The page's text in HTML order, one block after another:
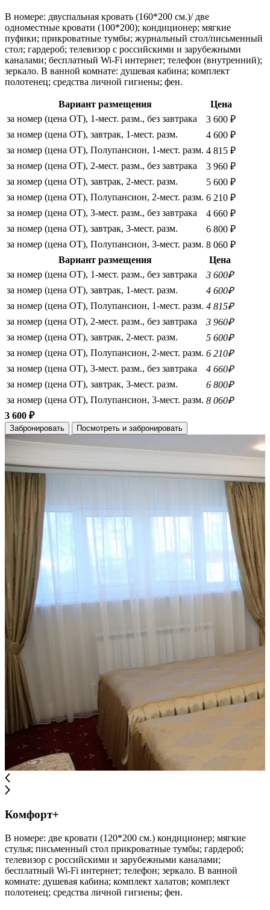
В номере: двуспальная кровать (160*200 см.)/ две
одноместные кровати (100*200); кондиционер; мягкие
пуфики; прикроватные тумбы; журнальный стол/письменный
стол; гардероб; телевизор с российскими и зарубежными
каналами; бесплатный Wi-Fi интернет; телефон (внутренний);
зеркало. В ванной комнате: душевая кабина; комплект
полотенец; средства личной гигиены; фен.
Вариант размещения
Цена
за номер (цена ОТ), 1-мест. разм., без завтрака
3 600 ₽
за номер (цена ОТ), завтрак, 1-мест. разм.
4 600 ₽
за номер (цена ОТ), Полупансион, 1-мест. разм. 4 815 ₽
за номер (цена ОТ), 2-мест. разм., без завтрака
3 960 ₽
за номер (цена ОТ), завтрак, 2-мест. разм.
5 600 ₽
за номер (цена ОТ), Полупансион, 2-мест. разм. 6 210 ₽
за номер (цена ОТ), 3-мест. разм., без завтрака
4 660 ₽
за номер (цена ОТ), завтрак, 3-мест. разм.
6 800 ₽
за номер (цена ОТ), Полупансион, 3-мест. разм. 8 060 ₽
Вариант размещения
Цена
за номер (цена ОТ), 1-мест. разм., без завтрака
3 600₽
за номер (цена ОТ), завтрак, 1-мест. разм.
4 600₽
за номер (цена ОТ), Полупансион, 1-мест. разм. 4 815₽
за номер (цена ОТ), 2-мест. разм., без завтрака
3 960₽
за номер (цена ОТ), завтрак, 2-мест. разм.
5 600₽
за номер (цена ОТ), Полупансион, 2-мест. разм. 6 210₽
за номер (цена ОТ), 3-мест. разм., без завтрака
4 660₽
за номер (цена ОТ), завтрак, 3-мест. разм.
6 800₽
за номер (цена ОТ), Полупансион, 3-мест. разм. 8 060₽
3 600 ₽
Забронировать Посмотреть и забронировать
Комфорт+
В номере: две кровати (120*200 см.) кондиционер; мягкие
стулья; письменный стол прикроватные тумбы; гардероб;
телевизор с российскими и зарубежными каналами;
бесплатный Wi-Fi интернет; телефон; зеркало. В ванной
комнате: душевая кабина; комплект халатов; комплект
полотенец; средства личной гигиены; фен.